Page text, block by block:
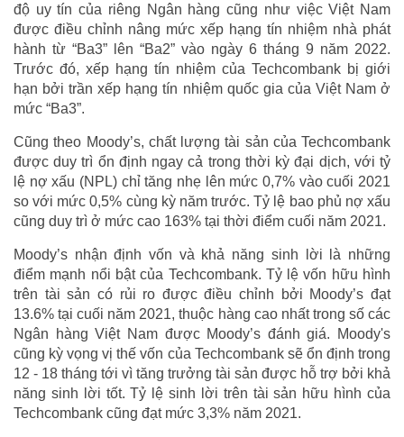
độ uy tín của riêng Ngân hàng cũng như việc Việt Nam
được điều chỉnh nâng mức xếp hạng tín nhiệm nhà phát
hành từ “Ba3” lên “Ba2” vào ngày 6 tháng 9 năm 2022.
Trước đó, xếp hạng tín nhiệm của Techcombank bị giới
hạn bởi trần xếp hạng tín nhiệm quốc gia của Việt Nam ở
mức “Ba3”.
Cũng theo Moody’s, chất lượng tài sản của Techcombank
được duy trì ổn định ngay cả trong thời kỳ đại dịch, với tỷ
lệ nợ xấu (NPL) chỉ tăng nhẹ lên mức 0,7% vào cuối 2021
so với mức 0,5% cùng kỳ năm trước. Tỷ lệ bao phủ nợ xấu
cũng duy trì ở mức cao 163% tại thời điểm cuối năm 2021.
Moody’s nhận định vốn và khả năng sinh lời là những
điểm mạnh nổi bật của Techcombank. Tỷ lệ vốn hữu hình
trên tài sản có rủi ro được điều chỉnh bởi Moody’s đạt
13.6% tại cuối năm 2021, thuộc hàng cao nhất trong số các
Ngân hàng Việt Nam được Moody’s đánh giá. Moody's
cũng kỳ vọng vị thế vốn của Techcombank sẽ ổn định trong
12 - 18 tháng tới vì tăng trưởng tài sản được hỗ trợ bởi khả
năng sinh lời tốt. Tỷ lệ sinh lời trên tài sản hữu hình của
Techcombank cũng đạt mức 3,3% năm 2021.